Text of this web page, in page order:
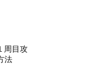
周目攻
法